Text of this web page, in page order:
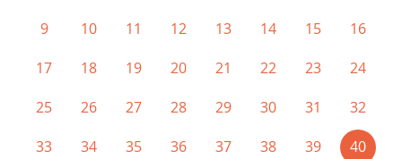
9
10 11 12 13 14 15
16
17
18 19 20 21 22 23
24
25
26 27 28 29 30 31
32
33
34 35 36 37 38 39 40